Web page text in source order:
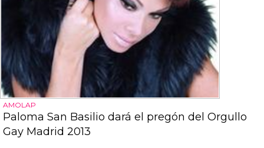
AMOLAP
Paloma San Basilio dará el pregón del Orgullo
Gay Madrid 2013